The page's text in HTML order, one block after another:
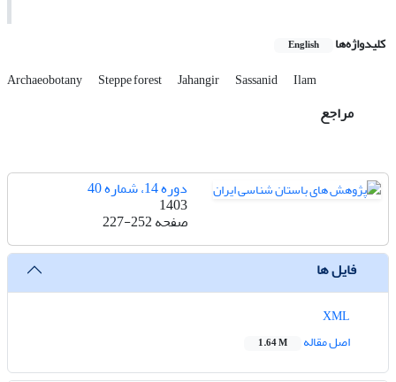
کلیدواژه‌ها English
Archaeobotany Steppe forest Jahangir Sassanid Ilam
مراجع
دوره 14، شماره 40
1403
صفحه227-252
فایل ها
اصل مقاله
1.64 M